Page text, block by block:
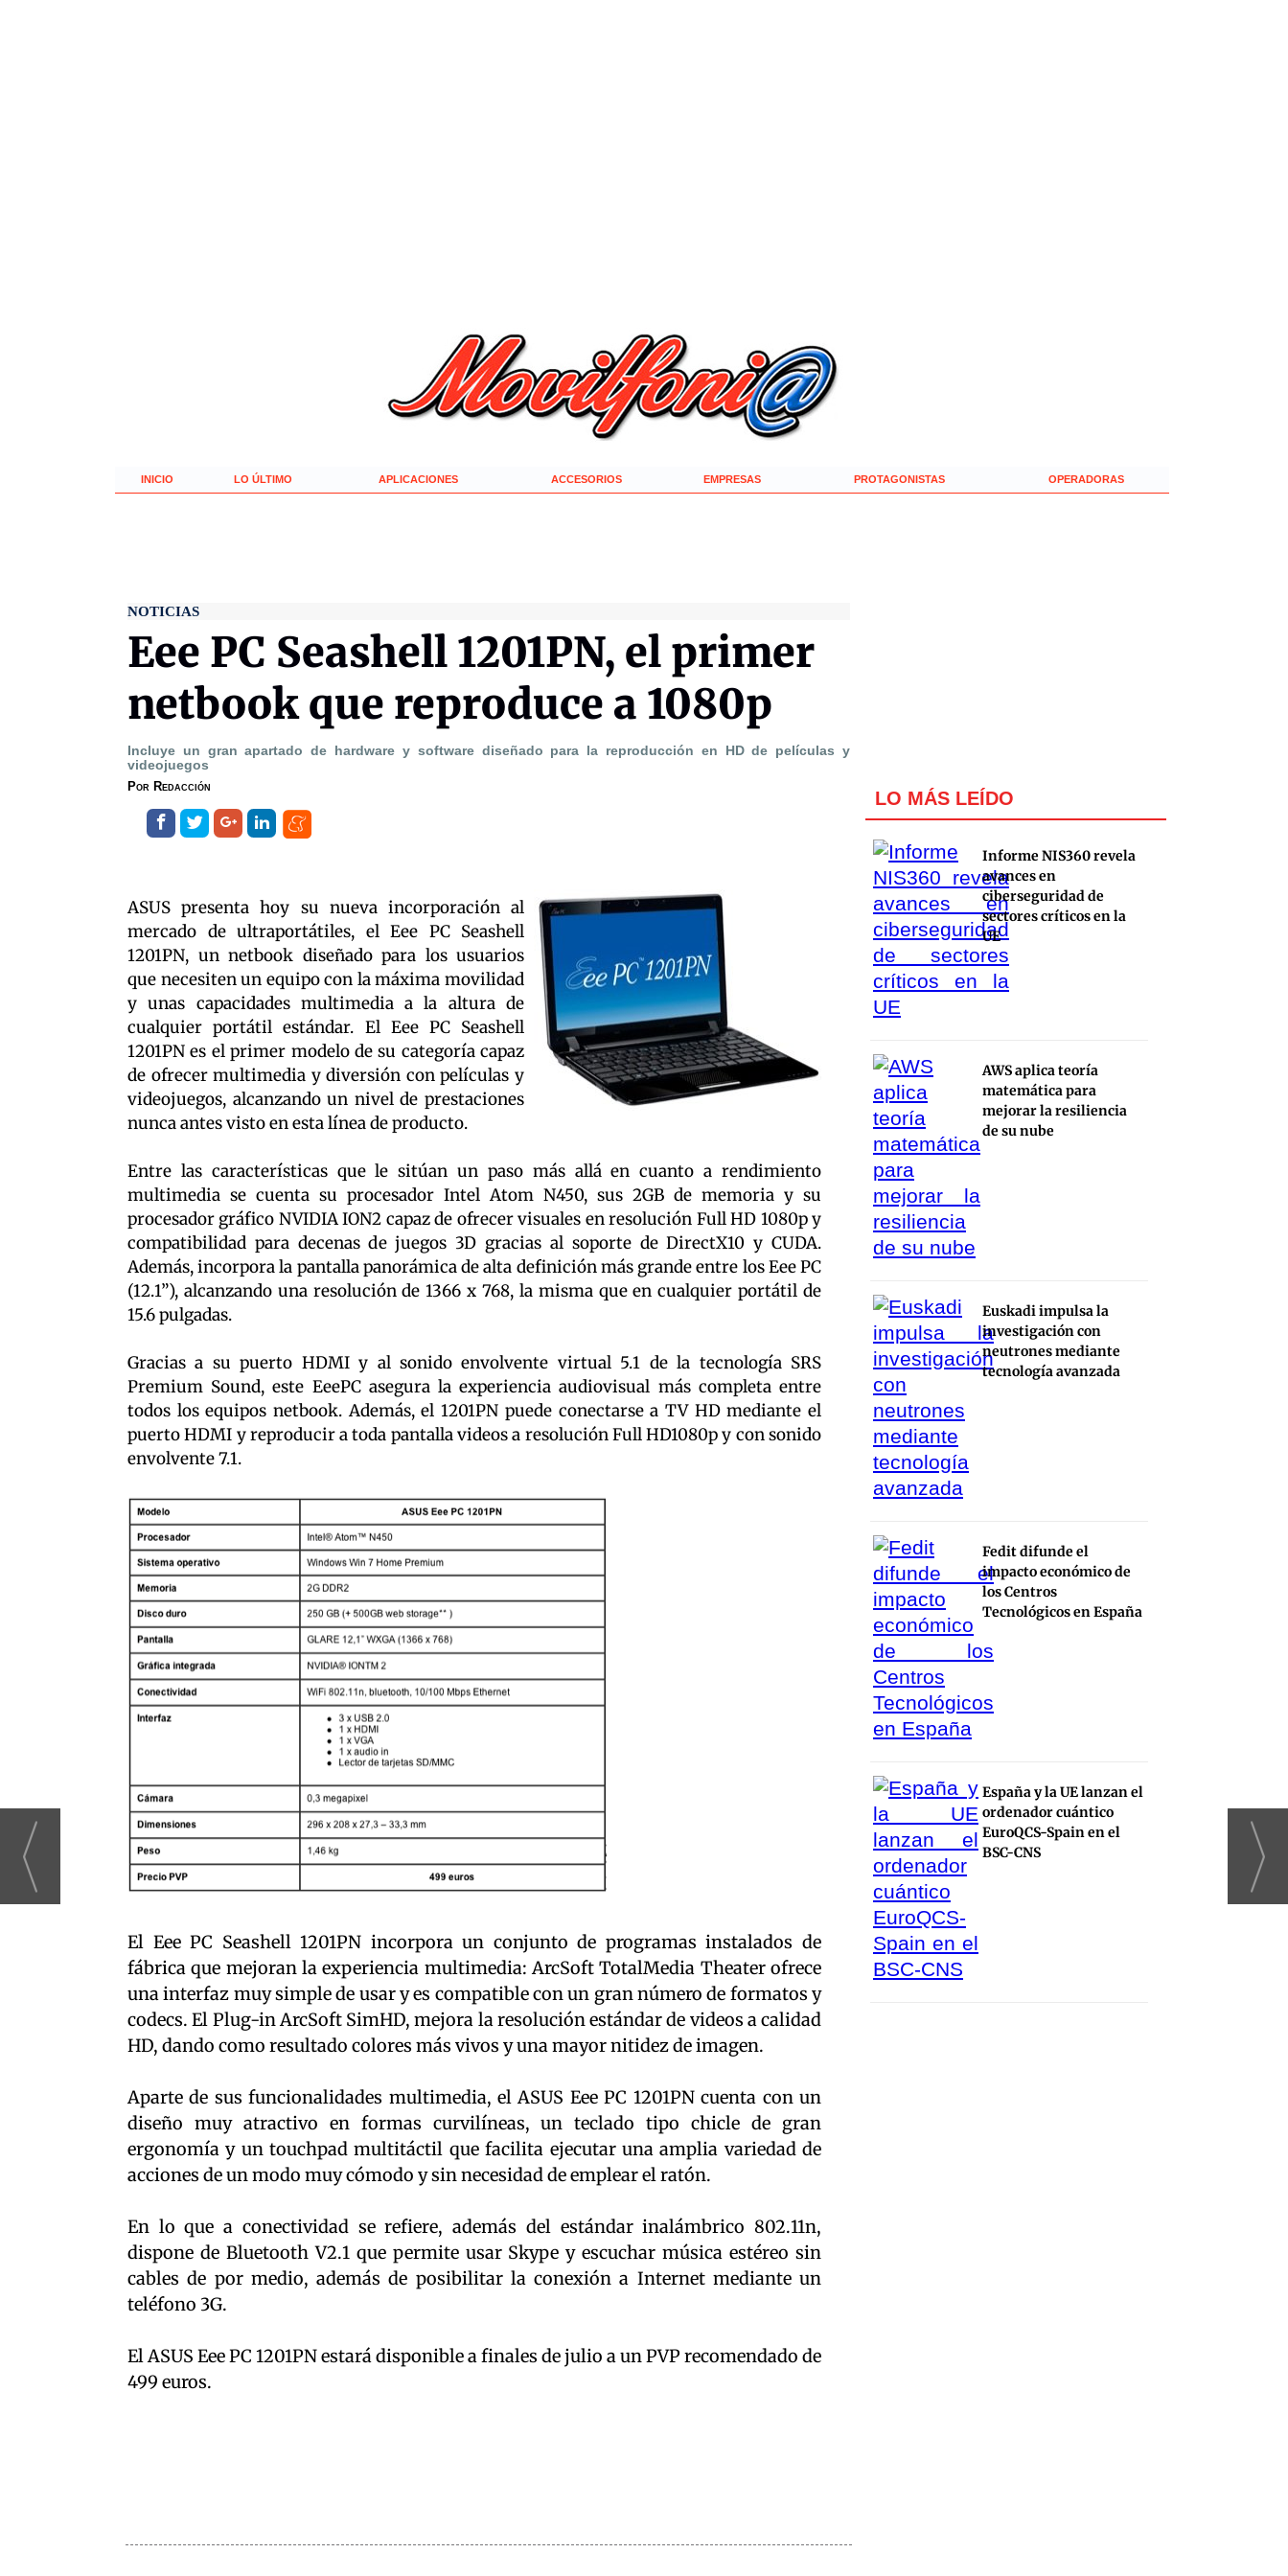
INICIO LO ÚLTIMO APLICACIONES ACCESORIOS EMPRESAS PROTAGONISTAS OPERADORAS
NOTICIAS
Eee PC Seashell 1201PN, el primer
netbook que reproduce a 1080p
Incluye un gran apartado de hardware y software diseñado para la reproducción en HD de películas y
videojuegos
Por Redacción
ASUS presenta hoy su nueva incorporación al
mercado de ultraportátiles, el Eee PC Seashell
1201PN, un netbook diseñado para los usuarios
que necesiten un equipo con la máxima movilidad
y unas capacidades multimedia a la altura de
cualquier portátil estándar. El Eee PC Seashell
1201PN es el primer modelo de su categoría capaz
de ofrecer multimedia y diversión con películas y
videojuegos, alcanzando un nivel de prestaciones
nunca antes visto en esta línea de producto.
Entre las características que le sitúan un paso más allá en cuanto a rendimiento
multimedia se cuenta su procesador Intel Atom N450, sus 2GB de memoria y su
procesador gráfico NVIDIA ION2 capaz de ofrecer visuales en resolución Full HD 1080p y
compatibilidad para decenas de juegos 3D gracias al soporte de DirectX10 y CUDA.
Además, incorpora la pantalla panorámica de alta definición más grande entre los Eee PC
(12.1”), alcanzando una resolución de 1366 x 768, la misma que en cualquier portátil de
15.6 pulgadas.
Gracias a su puerto HDMI y al sonido envolvente virtual 5.1 de la tecnología SRS
Premium Sound, este EeePC asegura la experiencia audiovisual más completa entre
todos los equipos netbook. Además, el 1201PN puede conectarse a TV HD mediante el
puerto HDMI y reproducir a toda pantalla videos a resolución Full HD1080p y con sonido
envolvente 7.1.
El Eee PC Seashell 1201PN incorpora un conjunto de programas instalados de
fábrica que mejoran la experiencia multimedia: ArcSoft TotalMedia Theater ofrece
una interfaz muy simple de usar y es compatible con un gran número de formatos y
codecs. El Plug-in ArcSoft SimHD, mejora la resolución estándar de videos a calidad
HD, dando como resultado colores más vivos y una mayor nitidez de imagen.
Aparte de sus funcionalidades multimedia, el ASUS Eee PC 1201PN cuenta con un
diseño muy atractivo en formas curvilíneas, un teclado tipo chicle de gran
ergonomía y un touchpad multitáctil que facilita ejecutar una amplia variedad de
acciones de un modo muy cómodo y sin necesidad de emplear el ratón.
En lo que a conectividad se refiere, además del estándar inalámbrico 802.11n,
dispone de Bluetooth V2.1 que permite usar Skype y escuchar música estéreo sin
cables de por medio, además de posibilitar la conexión a Internet mediante un
teléfono 3G.
El ASUS Eee PC 1201PN estará disponible a finales de julio a un PVP recomendado de
499 euros.
LO MÁS LEÍDO
Informe NIS360 revela
avances en
ciberseguridad de
sectores críticos en la
UE
AWS aplica teoría
matemática para
mejorar la resiliencia
de su nube
Euskadi impulsa la
investigación con
neutrones mediante
tecnología avanzada
Fedit difunde el
impacto económico de
los Centros
Tecnológicos en España
España y la UE lanzan el
ordenador cuántico
EuroQCS-Spain en el
BSC-CNS